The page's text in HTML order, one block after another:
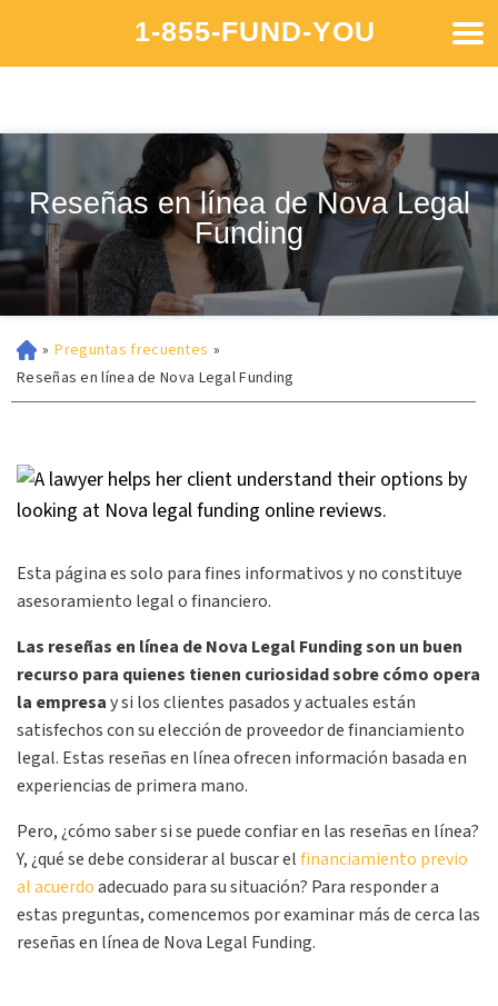
1-855-FUND-YOU
Reseñas en línea de Nova Legal
Funding
» Preguntas frecuentes »
Reseñas en línea de Nova Legal Funding
Esta página es solo para fines informativos y no constituye
asesoramiento legal o financiero.
Las reseñas en línea de Nova Legal Funding son un buen
recurso para quienes tienen curiosidad sobre cómo opera
la empresay si los clientes pasados y actuales están
satisfechos con su elección de proveedor de financiamiento
legal. Estas reseñas en línea ofrecen información basada en
experiencias de primera mano.
Pero, ¿cómo saber si se puede confiar en las reseñas en línea?
Y, ¿qué se debe considerar al buscar elfinanciamiento previo
al acuerdoadecuado para su situación? Para responder a
estas preguntas, comencemos por examinar más de cerca las
reseñas en línea de Nova Legal Funding.